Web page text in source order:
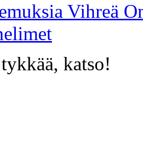
Vihreä
katso!